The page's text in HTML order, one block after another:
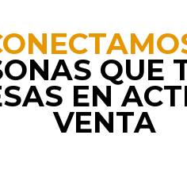
QUE
EN
VENTA